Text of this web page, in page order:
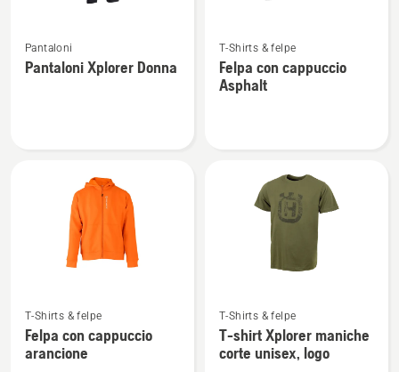
maggiori
dettagli
Pantaloni
Pantaloni Xplorer Donna
maggiori
dettagli
su
T-Shirts & felpe
Felpa con cappuccio
Asphalt
maggiori
dettagli
su
T-Shirts & felpe
Felpa con cappuccio
arancione
maggiori
dettagli
su
T-Shirts & felpe
T-shirt Xplorer maniche
corte unisex, logo